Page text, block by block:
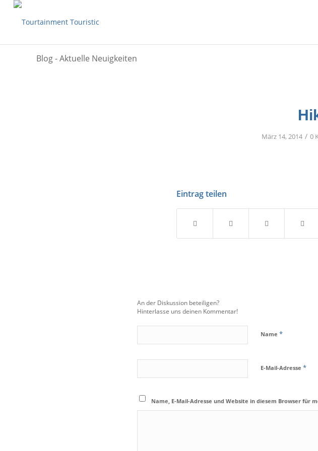
Blog - Aktuelle Neuigkeiten
März 14, 2014 / 0
Eintrag teilen
An der Diskussion beteiligen?
Hinterlasse uns deinen Kommentar!
Name *
E-Mail-Adresse *
Name, E-Mail-Adresse und Website in diesem Browser für